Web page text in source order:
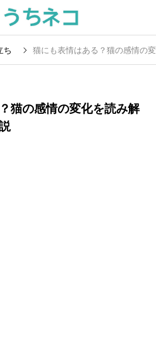
ち 猫にも表情はある？猫の感情の
猫の感情の変化を読み解